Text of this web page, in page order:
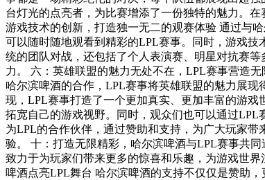
台灯光的点亮者，为比赛增添了一份独特的魅力。在
游戏技术的创新，打造独一无二的观赛体验 通过与哈尔滨啤酒的合作，LPL赛事不仅仅限于线下观看，还可以通过网络直播等方式观看比赛。哈尔滨啤酒提供了便捷的观赛平台，让玩家们
可以随时随地观看到精彩的LPL赛事。同时，游戏技术的创新也使得观众们可
统的团队对战，还包括了个人表演赛、明星对抗赛
力。 六：英雄联盟的魅力无处不在，LPL赛事营造无限精彩 作为全球最受欢迎的电子竞技游戏之一，《英雄联盟》以其丰富多样的游戏系统和精良的画面设计吸引了全球数亿玩家。通过与
哈尔滨啤酒的合作，LPL赛事将英雄联盟的魅力展现得淋漓尽致，为玩家们带来了一
现，LPL赛事打造了一个更加真实、更加丰富的游戏世界，使得玩家们可以更好地理解和投入
拓宽自己的游戏视野。同时，观众们也可以通过LPL赛事更好地了解其他国家的文化和风俗，
为LPL的合作伙伴，通过赞助和支持，为广大玩家
验。 十：打造无限精彩，哈尔滨啤酒与LPL赛事共同追求卓越 哈尔滨啤酒与LPL的合作不仅仅是简单的赞助关系，更是为了共同追求卓越和无限精彩。通过与英雄联盟的合作，哈尔滨啤酒
致力于为玩家们带来更多的惊喜和乐趣，为游戏世界注入新的活力。 他们不仅仅是在比赛现场呐喊助威，更是在社交媒体上分享自己对比赛的热
啤酒点亮LPL舞台 哈尔滨啤酒的支持不仅仅是赞助，更是将激情注入到比赛中。通过各种活动和互动，哈尔滨啤酒让玩家们能够更好地参与到比赛中，感受到游戏的魅力。 十三：LPL与哈